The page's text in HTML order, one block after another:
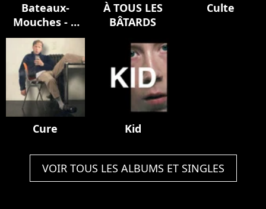
Bateaux-
Mouches - A
COLORS
ENCORE
À TOUS LES
BÂTARDS
Culte
Cure Kid
VOIR TOUS LES ALBUMS ET SINGLES